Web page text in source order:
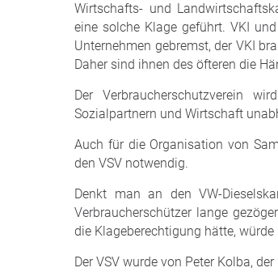
Wirtschafts- und
eine solche Klage geführt. VKI
Unternehmen gebremst, der VKI
Daher sind ihnen des öfteren die
Der Verbraucherschutzverein
Sozialpartnern und Wirtschaft
Auch für die Organisation von
den VSV notwendig.
Denkt man an den VW-
Verbraucherschützer lange
die Klageberechtigung hätte,
Der VSV wurde von Peter Kolba,